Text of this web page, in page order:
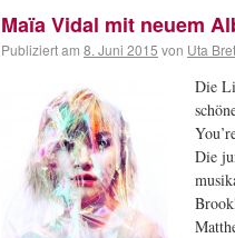
Maïa Vidal mit neuem
Publiziert am 8. Juni 2015 von Uta
Die
Die